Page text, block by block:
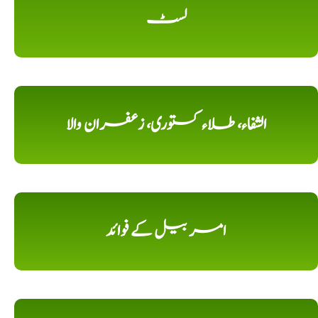
لسٹ
الشفاء، طلاء کستوری، زعفران والا
امر بیل کے فوائد